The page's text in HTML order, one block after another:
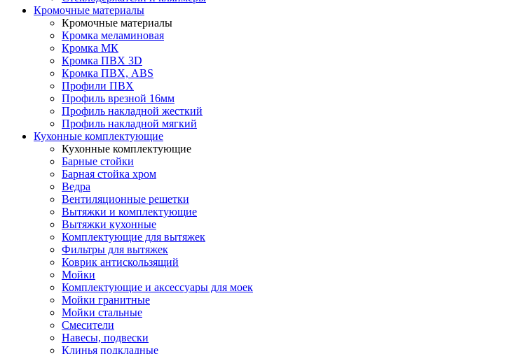
Кромочные материалы
Кромочные материалы
Кромка меламиновая
Кромка МК
Кромка ПВХ 3D
Кромка ПВХ, ABS
Профили ПВХ
Профиль врезной 16мм
Профиль накладной жесткий
Профиль накладной мягкий
Кухонные комплектующие
Кухонные комплектующие
Барные стойки
Барная стойка хром
Ведра
Вентиляционные решетки
Вытяжки и комплектующие
Вытяжки кухонные
Комплектующие для вытяжек
Фильтры для вытяжек
Коврик антискользящий
Мойки
Комплектующие и аксессуары для моек
Мойки гранитные
Мойки стальные
Смесители
Навесы, подвески
Клинья подкладные